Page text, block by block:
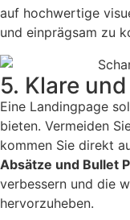
auf hochwertige
und einprägsam zu
5. Klare
Eine Landingpage
bieten. Vermeiden
kommen Sie direkt
Absätze und Bullet
verbessern und die
hervorzuheben.